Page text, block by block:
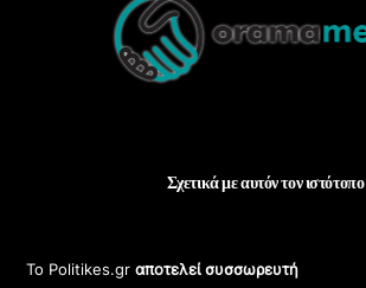
Top
Σχετικά με αυτόν τον ιστότοπο
Το Politikes.grαποτελεί συσσωρευτή